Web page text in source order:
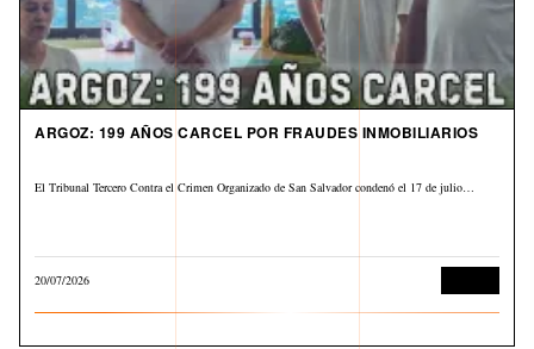
ARGOZ: 199 AÑOS CARCEL POR FRAUDES INMOBILIARIOS
El Tribunal Tercero Contra el Crimen Organizado de San Salvador condenó el 17 de julio…
20/07/2026